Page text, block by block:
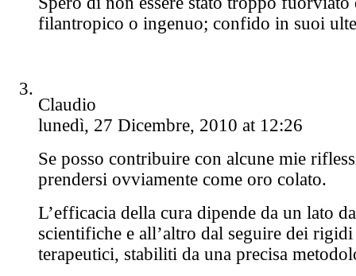
filantropico o ingenuo; confido in suoi
Claudio
lunedì, 27 Dicembre, 2010 at 12:26
Se posso contribuire con alcune mie
prendersi ovviamente come oro colato.
L’efficacia della cura dipende da un lato
scientifiche e all’altro dal seguire dei
terapeutici, stabiliti da una precisa